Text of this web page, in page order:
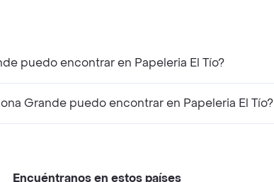
puedo encontrar en Papeleria El Tío?
Grande puedo encontrar en Papeleria El Tío?
Encuéntranos en estos países